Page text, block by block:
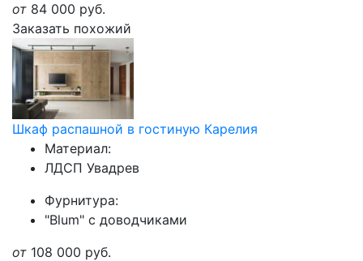
от 84 000 руб.
Заказать похожий
Шкаф распашной в гостиную Карелия
Материал:
ЛДСП Увадрев
Фурнитура:
"Blum" с доводчиками
от 108 000 руб.